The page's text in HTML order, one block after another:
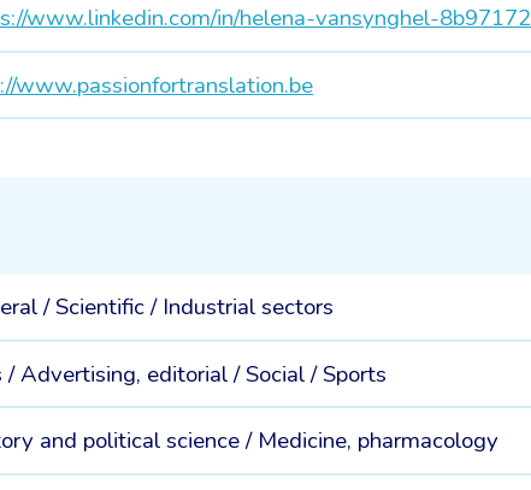
www.linkedin.com/in/helena-vansynghel-
www.passionfortranslation.be
/Scientific / Industrial sectors
/Advertising, editorial /Social /Sports
and political science / Medicine, pharmacology